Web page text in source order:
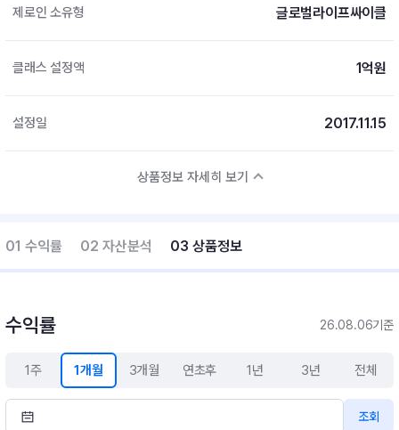
제로인 소유형 글로벌라이프싸이클
클래스 설정액 1억원
설정일 2017.11.15
상품정보 자세히 보기
01 수익률 02 자산분석 03 상품정보
수익률 26.08.06기준
1주 1개월 3개월 연초후 1년 3년 전체
조회
FAQ